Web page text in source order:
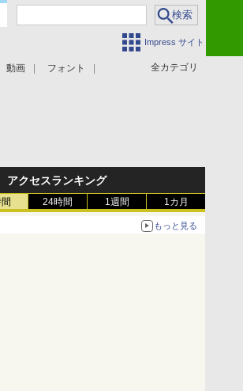
Impress サイト
全カテゴリ
動画 フォント
アクセスランキング
24時間 1週間 1カ月
もっと見る